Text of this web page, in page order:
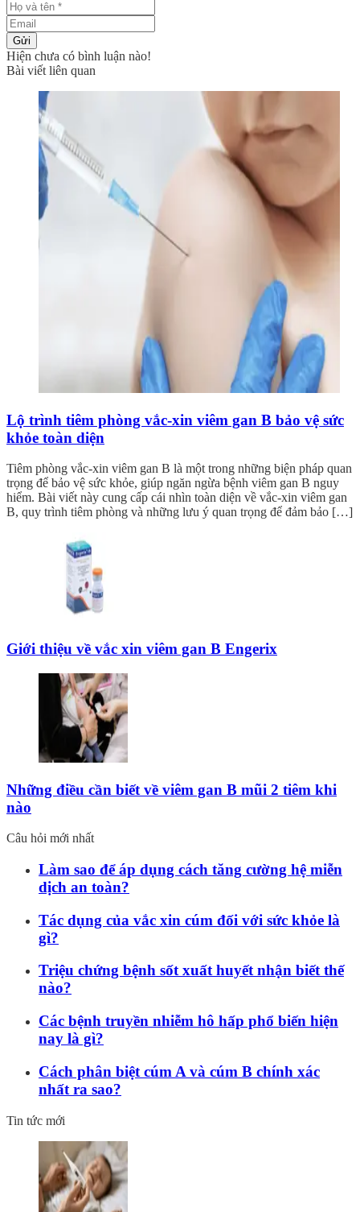
Gửi
Hiện chưa có bình luận nào!
Bài viết liên quan
Lộ trình tiêm phòng vắc-xin viêm gan B bảo vệ sức
khỏe toàn diện
Tiêm phòng vắc-xin viêm gan B là một trong những biện pháp quan
trọng để bảo vệ sức khỏe, giúp ngăn ngừa bệnh viêm gan B nguy
hiểm. Bài viết này cung cấp cái nhìn toàn diện về vắc-xin viêm gan
B, quy trình tiêm phòng và những lưu ý quan trọng để đảm bảo […]
Giới thiệu về vắc xin viêm gan B Engerix
Những điều cần biết về viêm gan B mũi 2 tiêm khi
nào
Câu hỏi mới nhất
Làm sao để áp dụng cách tăng cường hệ miễn
dịch an toàn?
Tác dụng của vắc xin cúm đối với sức khỏe là
gì?
Triệu chứng bệnh sốt xuất huyết nhận biết thế
nào?
Các bệnh truyền nhiễm hô hấp phổ biến hiện
nay là gì?
Cách phân biệt cúm A và cúm B chính xác
nhất ra sao?
Tin tức mới